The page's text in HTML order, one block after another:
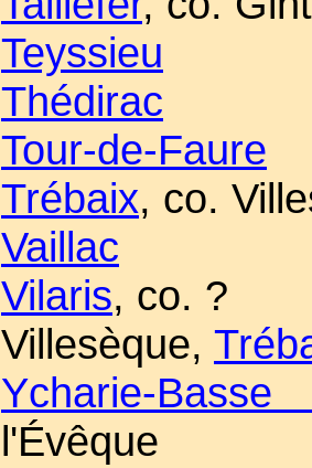
Teyssieu
Thédirac
Tour-de-Faure
Trébaix, co.
Vaillac
Vilaris, co. ?
Villesèque,
Ycharie-
l'Évêque